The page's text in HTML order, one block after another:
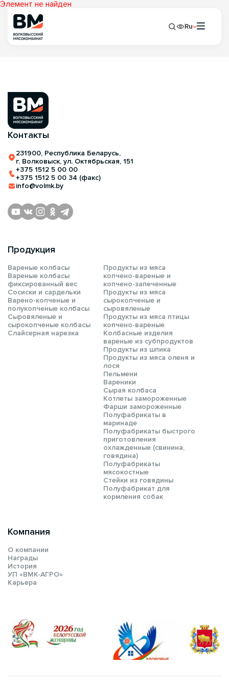
Ru
Элемент не найден
Компания
О компании
Награды
История
УП «ВМК-АГРО»
Карьера
Продукция
Вареные колбасы
Вареные колбасы
фиксированный вес
Сосиски и сардельки
Варено-копченые и
полукопченые колбасы
Сыровяленые и
сырокопченые колбасы
Слайсерная нарезка
Продукты из мяса
копчено-вареные и
копчено-запеченные
Продукты из мяса
сырокопченые и
сыровяленые
Продукты из мяса птицы
копчено-вареные
Колбасные изделия
вареные из субпродуктов
Продукты из шпика
Продукты из мяса оленя и
лося
Пельмени
Вареники
Сырая колбаса
Котлеты замороженные
Фарши замороженные
Полуфабрикаты в
маринаде
Полуфабрикаты быстрого
приготовления
охлажденные (свинина,
говядина)
Полуфабрикаты
мясокостные
Стейки из говядины
Полуфабрикат для
кормления собак
Контакты
231900, Республика Беларусь,
г. Волковыск, ул. Октябрьская, 151
+375 1512 5 00 00
+375 1512 5 00 34 (факс)
info@volmk.by